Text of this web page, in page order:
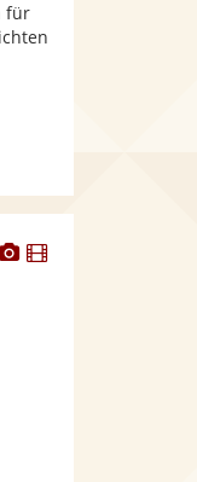
bereit.
für
DieserDieser